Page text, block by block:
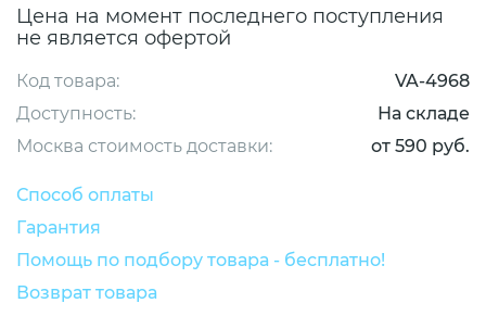
Цена на момент последнего поступления
не является офертой
Код товара:
VA-4968
Доступность:
На складе
Москва стоимость доставки:
от 590 руб.
Способ оплаты
Гарантия
Помощь по подбору товара - бесплатно!
Возврат товара